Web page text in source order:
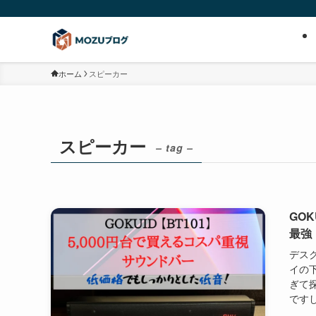
ホーム スピーカー
スピーカー – tag –
最強
デス
イの
ぎて
です